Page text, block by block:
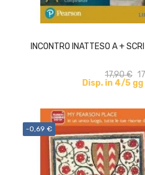
INCONTRO INATTESO A +
17,90 €
Disp. in 4/5
-0,69 €